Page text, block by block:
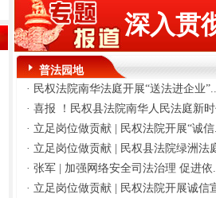
深入贯
普法园地
· 民权法院南华法庭开展“送法进企业”..
· 喜报 ！民权县法院南华人民法庭新
· 立足岗位做贡献 | 民权法院开展“诚
· 立足岗位做贡献 | 民权县法院绿洲法
· 张军 | 加强网络安全司法治理 促进依
· 立足岗位做贡献 | 民权法院开展诚信